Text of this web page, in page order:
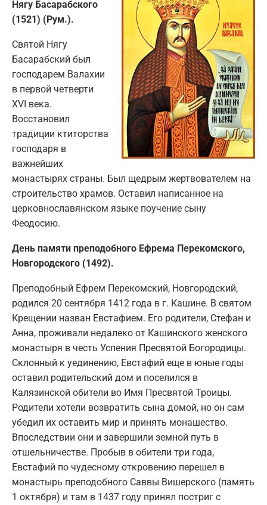
Нягу Басарабского
(1521) (Рум.).
Святой Нягу
Басарабский был
господарем Валахии
в первой четверти
XVI века.
Восстановил
традиции ктиторства
господаря в
важнейших
монастырях страны. Был щедрым жертвователем на
строительство храмов. Оставил написанное на
церковнославянском языке поучение сыну
Феодосию.
День памяти преподобного Ефрема Перекомского,
Новгородского (1492).
Преподобный Ефрем Перекомский, Новгородский,
родился 20 сентября 1412 года в г. Кашине. В святом
Крещении назван Евстафием. Его родители, Стефан и
Анна, проживали недалеко от Кашинского женского
монастыря в честь Успения Пресвятой Богородицы.
Склонный к уединению, Евстафий еще в юные годы
оставил родительский дом и поселился в
Калязинской обители во Имя Пресвятой Троицы.
Родители хотели возвратить сына домой, но он сам
убедил их оставить мир и принять монашество.
Впоследствии они и завершили земной путь в
отшельничестве. Пробыв в обители три года,
Евстафий по чудесному откровению перешел в
монастырь преподобного Саввы Вишерского (память
1 октября) и там в 1437 году принял постриг с